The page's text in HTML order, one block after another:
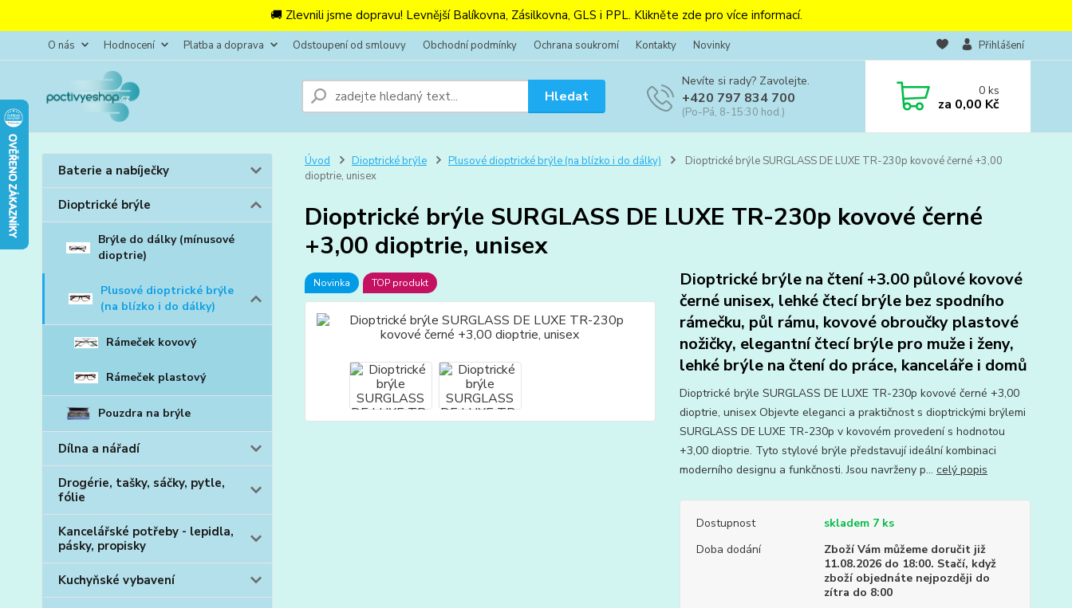
🚚 Zlevnili jsme dopravu! Levnější Balíkovna, Zásilkovna, GLS i PPL. Klikněte zde pro více informací.
O nás Hodnocení Platba a doprava Odstoupení od smlouvy Obchodní podmínky Ochrana soukromí Kontakty Novinky Přihlášení
Hledat
Nevíte si rady? Zavolejte.
+420 797 834 700
(Po-Pá, 8-15:30 hod.)
0ks
za 0,00 Kč
Baterie a nabíječky
Dioptrické brýle
Brýle do dálky (mínusové
dioptrie)
Plusové dioptrické brýle
(na blízko i do dálky)
Rámeček kovový
Rámeček plastový
Pouzdra na brýle
Dílna a nářadí
Drogérie, tašky, sáčky, pytle,
fólie
Kancelářské potřeby - lepidla,
pásky, propisky
Kuchyňské vybavení
Úvod Dioptrické brýle Plusové dioptrické brýle (na blízko i do dálky)
Dioptrické brýle SURGLASS DE LUXE TR-230p kovové černé +3,00
dioptrie, unisex
Dioptrické brýle SURGLASS DE LUXE TR-230p kovové černé
+3,00 dioptrie, unisex
Novinka TOP produkt
Dioptrické brýle na čtení +3.00 půlové kovové
černé unisex, lehké čtecí brýle bez spodního
rámečku, půl rámu, kovové obroučky plastové
nožičky, elegantní čtecí brýle pro muže i ženy,
lehké brýle na čtení do práce, kanceláře i domů
Dioptrické brýle SURGLASS DE LUXE TR-230p kovové černé +3,00
dioptrie, unisex Objevte eleganci a praktičnost s dioptrickými brýlemi
SURGLASS DE LUXE TR-230p v kovovém provedení s hodnotou
+3,00 dioptrie. Tyto stylové brýle představují ideální kombinaci
moderního designu a funkčnosti. Jsou navrženy p... celý popis
Dostupnost
skladem 7 ks
Doba dodání
Zboží Vám můžeme doručit již
11.08.2026 do 18:00. Stačí, když
zboží objednáte nejpozději do
zítra do 8:00